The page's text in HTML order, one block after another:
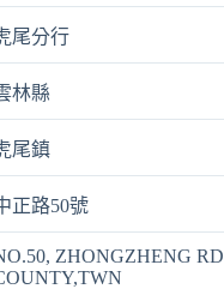
尾分行
林縣
尾鎮
正路50號
ZHONGZHENG